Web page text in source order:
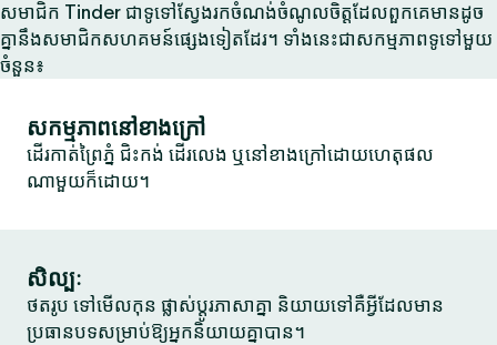
សមាជិក Tinder ជាទូទៅស្វែងរកចំណង់ចំណូលចិត្តដែលពួកគេមានដូច
គ្នានឹងសមាជិកសហគមន៍ផ្សេងទៀតដែរ។ ទាំងនេះជាសកម្មភាពទូទៅមួយ
ចំនួន៖
សកម្មភាពនៅខាងក្រៅ
ដើរកាត់ព្រៃភ្នំ ជិះកង់ ដើរលេង ឬនៅខាងក្រៅដោយហេតុផល
ណាមួយក៏ដោយ។
សិល្បៈ
ថតរូប ទៅមើលកុន ផ្លាស់ប្តូរភាសាគ្នា និយាយទៅគឺអ្វីដែលមាន
ប្រធានបទសម្រាប់ឱ្យអ្នកនិយាយគ្នាបាន។